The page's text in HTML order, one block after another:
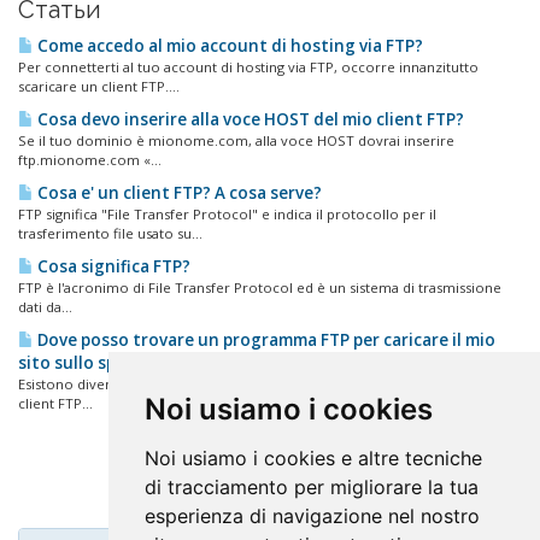
Noi usiamo i cookies
Noi usiamo i cookies e altre tecniche
di tracciamento per migliorare la tua
esperienza di navigazione nel nostro
Статьи
Come accedo al mio account di hosting via FTP?
Per connetterti al tuo account di hosting via FTP, occorre innanzitutto
scaricare un client FTP....
Cosa devo inserire alla voce HOST del mio client FTP?
Se il tuo dominio è mionome.com, alla voce HOST dovrai inserire
ftp.mionome.com «...
Cosa e' un client FTP? A cosa serve?
FTP significa "File Transfer Protocol" e indica il protocollo per il
trasferimento file usato su...
Cosa significa FTP?
FTP è l'acronimo di File Transfer Protocol ed è un sistema di trasmissione
dati da...
Dove posso trovare un programma FTP per caricare il mio
sito sullo spazio web?
Esistono diversi client FTP scaricabili gratuitamente. Trovi una selezione di
client FTP...